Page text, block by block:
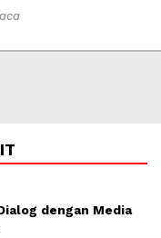
dengan Media